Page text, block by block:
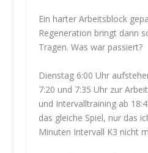
Ein harter Arbeitsblock
Regeneration bringt dann
Tragen. Was war passiert?
Dienstag 6:00 Uhr
7:20 und 7:35 Uhr zur
und Intervalltraining ab
das gleiche Spiel, nur das
Minuten Intervall K3 nicht